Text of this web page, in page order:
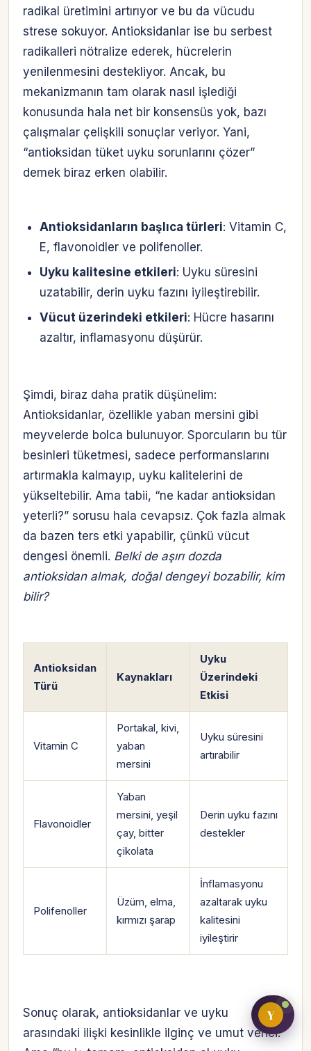
Bireysel müşteri hesabı
Üretici / çiftçi paneli
radikal üretimini artırıyor ve bu da vücudu
strese sokuyor. Antioksidanlar ise bu serbest
radikalleri nötralize ederek, hücrelerin
yenilenmesini destekliyor. Ancak, bu
mekanizmanın tam olarak nasıl işlediği
konusunda hala net bir konsensüs yok, bazı
çalışmalar çelişkili sonuçlar veriyor. Yani,
“antioksidan tüket uyku sorunlarını çözer”
demek biraz erken olabilir.
Antioksidanların başlıca türleri: Vitamin C,
E, flavonoidler ve polifenoller.
Uyku kalitesine etkileri: Uyku süresini
uzatabilir, derin uyku fazını iyileştirebilir.
Vücut üzerindeki etkileri: Hücre hasarını
azaltır, inflamasyonu düşürür.
Şimdi, biraz daha pratik düşünelim:
Antioksidanlar, özellikle yaban mersini gibi
meyvelerde bolca bulunuyor. Sporcuların bu tür
besinleri tüketmesi, sadece performanslarını
artırmakla kalmayıp, uyku kalitelerini de
yükseltebilir. Ama tabii, “ne kadar antioksidan
yeterli?” sorusu hala cevapsız. Çok fazla almak
da bazen ters etki yapabilir, çünkü vücut
dengesi önemli. Belki de aşırı dozda
antioksidan almak, doğal dengeyi bozabilir, kim
bilir?
Antioksidan
Türü
Kaynakları
Uyku
Üzerindeki
Etkisi
Vitamin C
Portakal, kivi,
yaban
mersini
Uyku süresini
artırabilir
Flavonoidler
Yaban
mersini, yeşil
çay, bitter
çikolata
Derin uyku fazını
destekler
Polifenoller
Üzüm, elma,
kırmızı şarap
İnflamasyonu
azaltarak uyku
kalitesini
iyileştirir
Sonuç olarak, antioksidanlar ve uyku
arasındaki ilişki kesinlikle ilginç ve umut verici.
Y